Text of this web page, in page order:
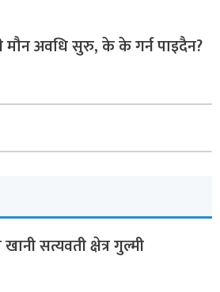
अवधि सुरु, के के गर्न पाइदैन?
सत्यवती क्षेत्र गुल्मी